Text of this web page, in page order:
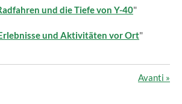
und die Tiefe von Y-40"
und Aktivitäten vor Ort"
Avanti »